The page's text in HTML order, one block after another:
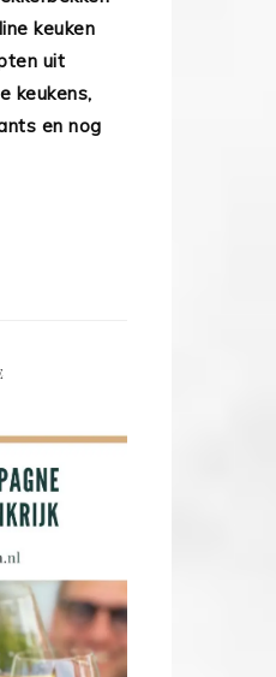
keuken
uit
keukens,
en nog